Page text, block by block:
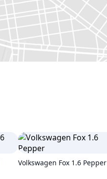
Volkswagen Fox 1.6 Pepper